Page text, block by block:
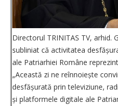
Directorul TRINITAS TV, arhid.
subliniat că activitatea
ale Patriarhiei Române
„Această zi ne reînnoiește
desfășu­rată prin televiziune,
și platformele digitale ale